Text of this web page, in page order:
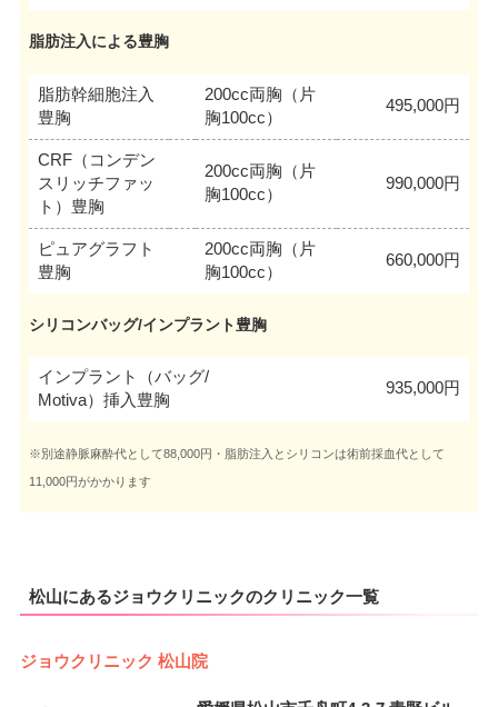
脂肪注入による豊胸
脂肪幹細胞注入
豊胸
200cc両胸（片
胸100cc）
495,000円
CRF（コンデン
スリッチファッ
ト）豊胸
200cc両胸（片
胸100cc）
990,000円
ピュアグラフト
豊胸
200cc両胸（片
胸100cc）
660,000円
シリコンバッグ/インプラント豊胸
インプラント（バッグ/
Motiva）挿入豊胸
935,000円
※別途静脈麻酔代として88,000円・脂肪注入とシリコンは術前採血代として
11,000円がかかります
松山にあるジョウクリニックのクリニック一覧
ジョウクリニック 松山院